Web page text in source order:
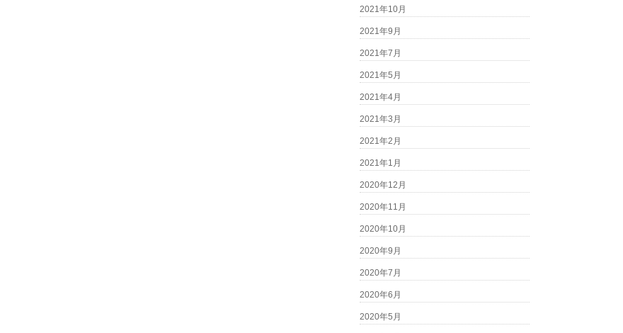
2021年10月
2021年9月
2021年7月
2021年5月
2021年4月
2021年3月
2021年2月
2021年1月
2020年12月
2020年11月
2020年10月
2020年9月
2020年7月
2020年6月
2020年5月